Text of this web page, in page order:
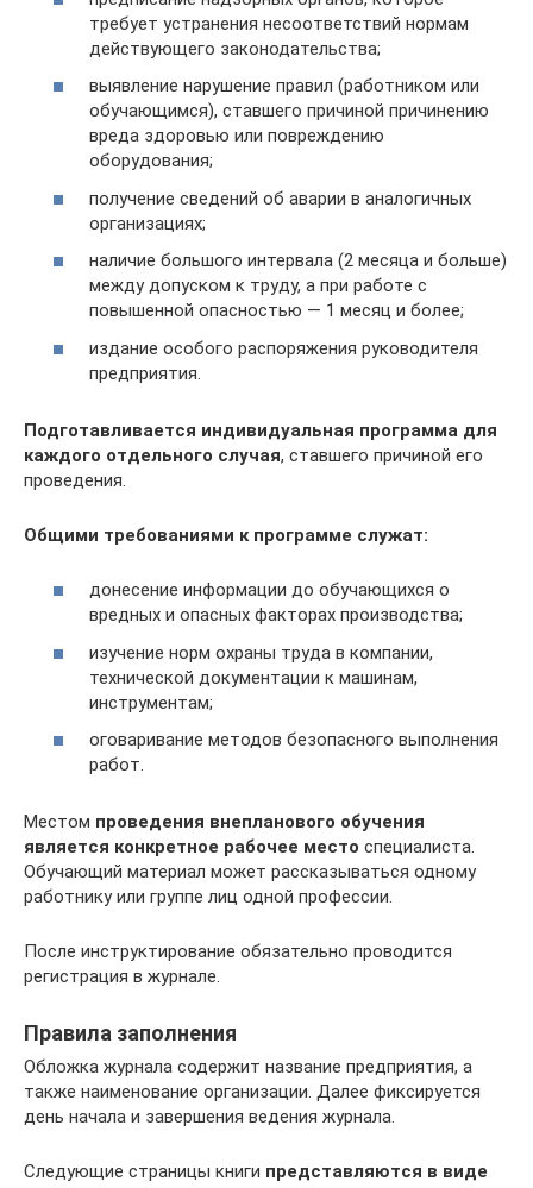
требует устранения несоответствий нормам
действующего законодательства;
выявление нарушение правил (работником или
обучающимся), ставшего причиной причинению
вреда здоровью или повреждению
оборудования;
получение сведений об аварии в аналогичных
организациях;
наличие большого интервала (2 месяца и больше)
между допуском к труду, а при работе с
повышенной опасностью — 1 месяц и более;
издание особого распоряжения руководителя
предприятия.
Подготавливается индивидуальная программа для
каждого отдельного случая, ставшего причиной его
проведения.
Общими требованиями к программе служат:
донесение информации до обучающихся о
вредных и опасных факторах производства;
изучение норм охраны труда в компании,
технической документации к машинам,
инструментам;
оговаривание методов безопасного выполнения
работ.
Местом проведения внепланового обучения
является конкретное рабочее место специалиста.
Обучающий материал может рассказываться одному
работнику или группе лиц одной профессии.
После инструктирование обязательно проводится
регистрация в журнале.
Правила заполнения
Обложка журнала содержит название предприятия, а
также наименование организации. Далее фиксируется
день начала и завершения ведения журнала.
Следующие страницы книги представляются в виде